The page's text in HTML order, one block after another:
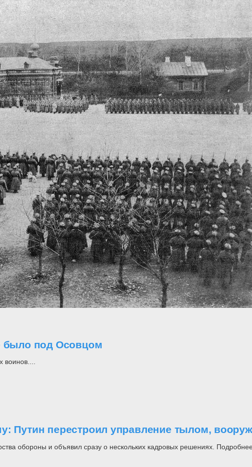
было под Осовцом
Путин перестроил управление тылом,
обороны и объявил сразу о нескольких кадровых решениях.